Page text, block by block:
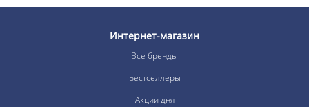
Интернет-магазин
Все бренды
Бестселлеры
Акции дня